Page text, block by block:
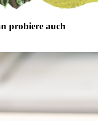
probiere auch